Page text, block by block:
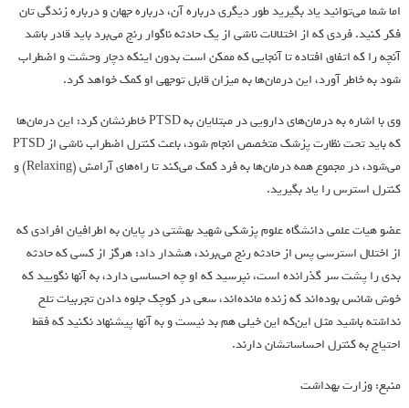
اما شما می‌توانید یاد بگیرید طور دیگری درباره آن، درباره جهان و درباره زندگی تان
فکر کنید. فردی که از اختلالات ناشی از یک حادثه ناگوار رنج می‌برد باید قادر باشد
آنچه را که اتفاق افتاده تا آنجایی که ممکن است بدون اینکه دچار وحشت و اضطراب
شود به خاطر آورد، این درمان‌ها به میزان قابل توجهی او کمک خواهد کرد.
وی با اشاره به درمان‌های دارویی در مبتلایان به PTSD خاطرنشان کرد: این درمان‌ها
که باید تحت نظارت پزشک متخصص انجام شود، باعث کنترل اضطراب ناشی از PTSD
می‌شود، در مجموع همه درمان‌ها به فرد کمک می‌کند تا راه‌های آرامش (Relaxing) و
کنترل استرس را یاد بگیرید.
عضو هیات علمی دانشگاه علوم پزشکی شهید بهشتی در پایان به اطرافیان افرادی که
از اختلال استرسی پس از حادثه رنج می‌برند، هشدار داد: هرگز از کسی که حادثه
بدی را پشت سر گذرانده است، نپرسید که او چه احساسی دارد، به آنها نگویید که
خوش شانس بوده‌اند که زنده مانده‌اند، سعی در کوچک جلوه دادن تجربیات تلخ
نداشته باشید مثل این‌که این خیلی هم بد نیست و به آنها پیشنهاد نکنید که فقط
احتیاج به کنترل احساساتشان دارند.
منبع: وزارت بهداشت